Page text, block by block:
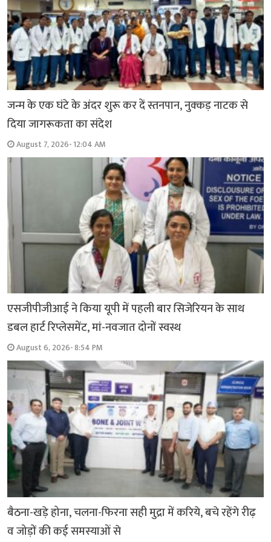
जन्म के एक घंटे के अंदर शुरू कर दें स्तनपान, नुक्कड़ नाटक से
दिया जागरूकता का संदेश
August 7, 2026- 12:04 AM
एसजीपीजीआई ने किया यूपी में पहली बार सिजेरियन के साथ
डबल हार्ट रिप्लेसमेंट, मां-नवजात दोनों स्वस्थ
August 6, 2026- 8:54 PM
बैठना-खड़े होना, चलना-फिरना सही मुद्रा में करिये, बचे रहेंगे रीढ़
व जोड़ों की कई समस्याओं से